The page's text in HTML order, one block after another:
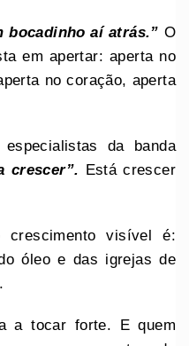
bocadinho aí atrás.” O
em apertar: aperta no
no coração, aperta
da banda
crescer”. Está crescer
visível é:
óleo e das igrejas de
a tocar forte. E quem